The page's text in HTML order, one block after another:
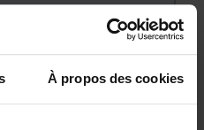
À propos des cookies